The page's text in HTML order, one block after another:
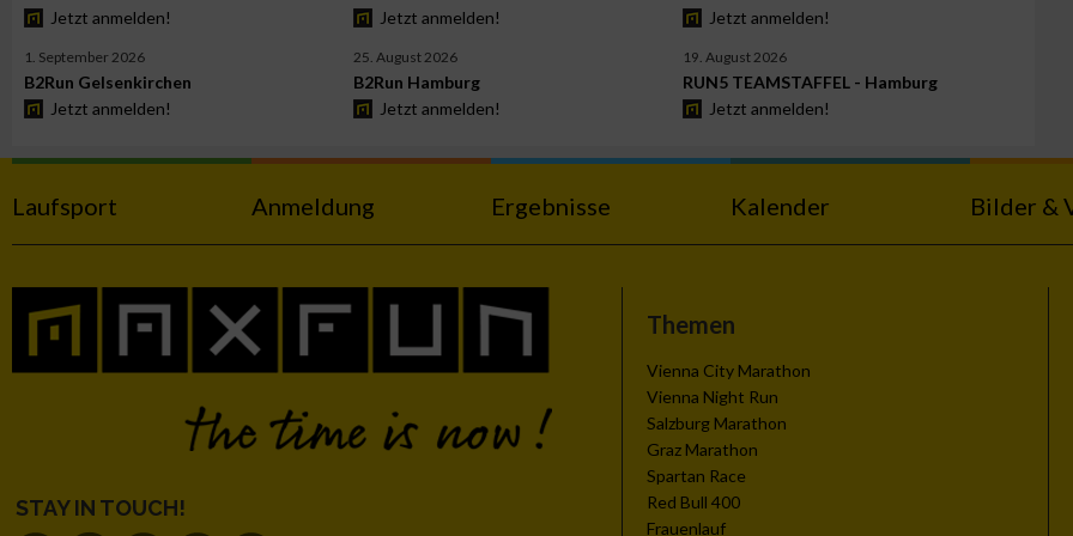
Jetzt anmelden!
Jetzt anmelden!
Jetzt anmelden!
1. September 2026
B2Run Gelsenkirchen
Jetzt anmelden!
25. August 2026
B2Run Hamburg
Jetzt anmelden!
19. August 2026
RUN5 TEAMSTAFFEL - Hamburg
Jetzt anmelden!
Laufsport Anmeldung Ergebnisse Kalender Bilder &
STAY IN TOUCH!
Themen
Vienna City Marathon
Vienna Night Run
Salzburg Marathon
Graz Marathon
Spartan Race
Red Bull 400
Frauenlauf